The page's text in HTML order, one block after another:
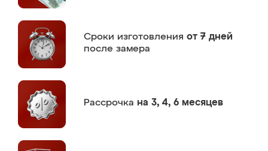
Сроки изготовления от 7 дней
после замера
Рассрочка на 3, 4, 6 месяцев